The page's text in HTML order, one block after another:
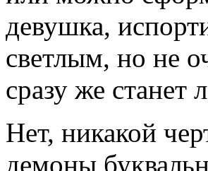
девушка,
светлым, но не
сразу же станет
Нет, никакой
демоны